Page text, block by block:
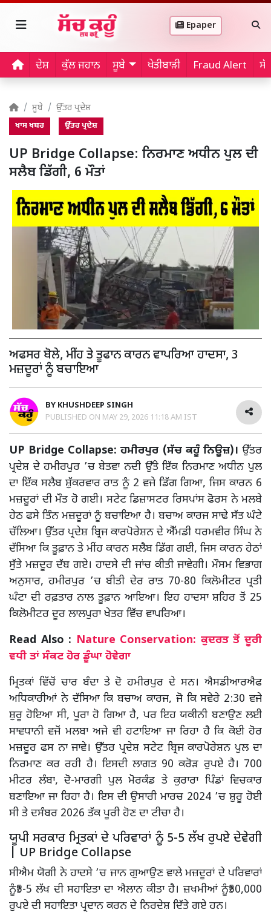
Epaper
ਦੇਸ਼ ਕੁੱਲ ਜਹਾਨ ਸੂਬੇ ਖੇਤੀਬਾੜੀ Fraud Alert
ਸੂਬੇ ਉੱਤਰ ਪ੍ਰਦੇਸ਼
ਖਾਸ ਖਬਰ ਉੱਤਰ ਪ੍ਰਦੇਸ਼
UP Bridge Collapse: ਨਿਰਮਾਣ ਅਧੀਨ ਪੁਲ ਦੀ
ਸਲੈਬ ਡਿੱਗੀ, 6 ਮੌਤਾਂ
ਅਫਸਰ ਬੋਲੇ, ਮੀਂਹ ਤੇ ਤੂਫਾਨ ਕਾਰਨ ਵਾਪਰਿਆ ਹਾਦਸਾ, 3
ਮਜ਼ਦੂਰਾਂ ਨੂੰ ਬਚਾਇਆ
BY KHUSHDEEP SINGH
PUBLISHED ON MAY 29, 2026 11:18 AM IST
UP Bridge Collapse: ਹਮੀਰਪੁਰ (ਸੱਚ ਕਹੂੰ ਨਿਊਜ਼)। ਉੱਤਰ
ਪ੍ਰਦੇਸ਼ ਦੇ ਹਮੀਰਪੁਰ ’ਚ ਬੇਤਵਾ ਨਦੀ ਉੱਤੇ ਇੱਕ ਨਿਰਮਾਣ ਅਧੀਨ ਪੁਲ
ਦਾ ਇੱਕ ਸਲੈਬ ਸ਼ੁੱਕਰਵਾਰ ਰਾਤ ਨੂੰ 2 ਵਜੇ ਡਿੱਗ ਗਿਆ, ਜਿਸ ਕਾਰਨ 6
ਮਜ਼ਦੂਰਾਂ ਦੀ ਮੌਤ ਹੋ ਗਈ। ਸਟੇਟ ਡਿਜ਼ਾਸਟਰ ਰਿਸਪਾਂਸ ਫੋਰਸ ਨੇ ਮਲਬੇ
ਹੇਠ ਫਸੇ ਤਿੰਨ ਮਜ਼ਦੂਰਾਂ ਨੂੰ ਬਚਾਇਆ ਹੈ। ਬਚਾਅ ਕਾਰਜ ਸਾਢੇ ਸੱਤ ਘੰਟੇ
ਚੱਲਿਆ। ਉੱਤਰ ਪ੍ਰਦੇਸ਼ ਬ੍ਰਿਜ ਕਾਰਪੋਰੇਸ਼ਨ ਦੇ ਐੱਮਡੀ ਧਰਮਵੀਰ ਸਿੰਘ ਨੇ
ਦੱਸਿਆ ਕਿ ਤੂਫ਼ਾਨ ਤੇ ਮੀਂਹ ਕਾਰਨ ਸਲੈਬ ਡਿੱਗ ਗਈ, ਜਿਸ ਕਾਰਨ ਹੇਠਾਂ
ਸੁੱਤੇ ਮਜ਼ਦੂਰ ਦੱਬ ਗਏ। ਹਾਦਸੇ ਦੀ ਜਾਂਚ ਕੀਤੀ ਜਾਵੇਗੀ। ਮੌਸਮ ਵਿਭਾਗ
ਅਨੁਸਾਰ, ਹਮੀਰਪੁਰ ’ਚ ਬੀਤੀ ਦੇਰ ਰਾਤ 70-80 ਕਿਲੋਮੀਟਰ ਪ੍ਰਤੀ
ਘੰਟਾ ਦੀ ਰਫ਼ਤਾਰ ਨਾਲ ਤੂਫ਼ਾਨ ਆਇਆ। ਇਹ ਹਾਦਸਾ ਸ਼ਹਿਰ ਤੋਂ 25
ਕਿਲੋਮੀਟਰ ਦੂਰ ਲਾਲਪੁਰਾ ਖੇਤਰ ਵਿੱਚ ਵਾਪਰਿਆ।
Read Also : Nature Conservation: ਕੁਦਰਤ ਤੋਂ ਦੂਰੀ
ਵਧੀ ਤਾਂ ਸੰਕਟ ਹੋਰ ਡੂੰਘਾ ਹੋਵੇਗਾ
ਮ੍ਰਿਤਕਾਂ ਵਿੱਚੋਂ ਚਾਰ ਬੰਦਾ ਤੇ ਦੋ ਹਮੀਰਪੁਰ ਦੇ ਸਨ। ਐਸਡੀਆਰਐਫ
ਅਧਿਕਾਰੀਆਂ ਨੇ ਦੱਸਿਆ ਕਿ ਬਚਾਅ ਕਾਰਜ, ਜੋ ਕਿ ਸਵੇਰੇ 2:30 ਵਜੇ
ਸ਼ੁਰੂ ਹੋਇਆ ਸੀ, ਪੂਰਾ ਹੋ ਗਿਆ ਹੈ, ਪਰ ਇਹ ਯਕੀਨੀ ਬਣਾਉਣ ਲਈ
ਸਾਵਧਾਨੀ ਵਜੋਂ ਮਲਬਾ ਅਜੇ ਵੀ ਹਟਾਇਆ ਜਾ ਰਿਹਾ ਹੈ ਕਿ ਕੋਈ ਹੋਰ
ਮਜ਼ਦੂਰ ਫਸ ਨਾ ਜਾਵੇ। ਉੱਤਰ ਪ੍ਰਦੇਸ਼ ਸਟੇਟ ਬ੍ਰਿਜ ਕਾਰਪੋਰੇਸ਼ਨ ਪੁਲ ਦਾ
ਨਿਰਮਾਣ ਕਰ ਰਹੀ ਹੈ। ਇਸਦੀ ਲਾਗਤ 90 ਕਰੋੜ ਰੁਪਏ ਹੈ। 700
ਮੀਟਰ ਲੰਬਾ, ਦੋ-ਮਾਰਗੀ ਪੁਲ ਮੋਰਕੰਡ ਤੇ ਕੁਰਾਰਾ ਪਿੰਡਾਂ ਵਿਚਕਾਰ
ਬਣਾਇਆ ਜਾ ਰਿਹਾ ਹੈ। ਇਸ ਦੀ ਉਸਾਰੀ ਮਾਰਚ 2024 ’ਚ ਸ਼ੁਰੂ ਹੋਈ
ਸੀ ਤੇ ਦਸੰਬਰ 2026 ਤੱਕ ਪੂਰੀ ਹੋਣ ਦਾ ਟੀਚਾ ਹੈ।
ਯੂਪੀ ਸਰਕਾਰ ਮ੍ਰਿਤਕਾਂ ਦੇ ਪਰਿਵਾਰਾਂ ਨੂੰ 5-5 ਲੱਖ ਰੁਪਏ ਦੇਵੇਗੀ
| UP Bridge Collapse
ਸੀਐਮ ਯੋਗੀ ਨੇ ਹਾਦਸੇ ’ਚ ਜਾਨ ਗੁਆਉਣ ਵਾਲੇ ਮਜ਼ਦੂਰਾਂ ਦੇ ਪਰਿਵਾਰਾਂ
ਨੂੰ₹5-5 ਲੱਖ ਦੀ ਸਹਾਇਤਾ ਦਾ ਐਲਾਨ ਕੀਤਾ ਹੈ। ਜ਼ਖਮੀਆਂ ਨੂੰ₹50,000
ਰੁਪਏ ਦੀ ਸਹਾਇਤਾ ਪ੍ਰਦਾਨ ਕਰਨ ਦੇ ਨਿਰਦੇਸ਼ ਦਿੱਤੇ ਗਏ ਹਨ।